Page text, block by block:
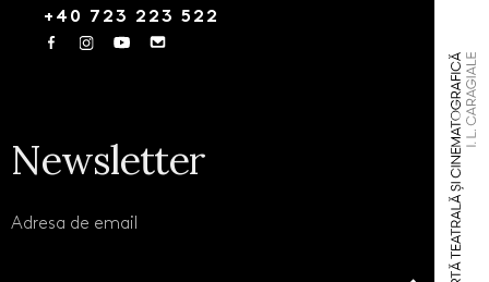
+40 723 223 522
Newsletter
Adresa de email